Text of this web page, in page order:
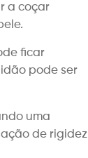
a coçar
ficar
pode ser
uma
de rigidez